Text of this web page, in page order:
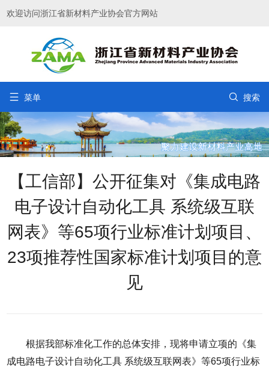
欢迎访问浙江省新材料产业协会官方网站
 菜单  搜索
【工信部】公开征集对《集成电路
电子设计自动化工具 系统级互联
网表》等65项行业标准计划项目、
23项推荐性国家标准计划项目的意
见
根据我部标准化工作的总体安排，现将申请立项的《集
成电路电子设计自动化工具 系统级互联网表》等65项行业标